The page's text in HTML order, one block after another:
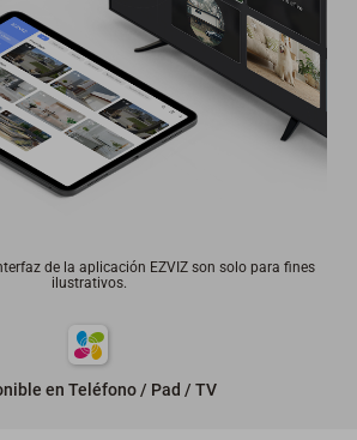
de la aplicación EZVIZ son solo para fines
ilustrativos.
en Teléfono / Pad / TV